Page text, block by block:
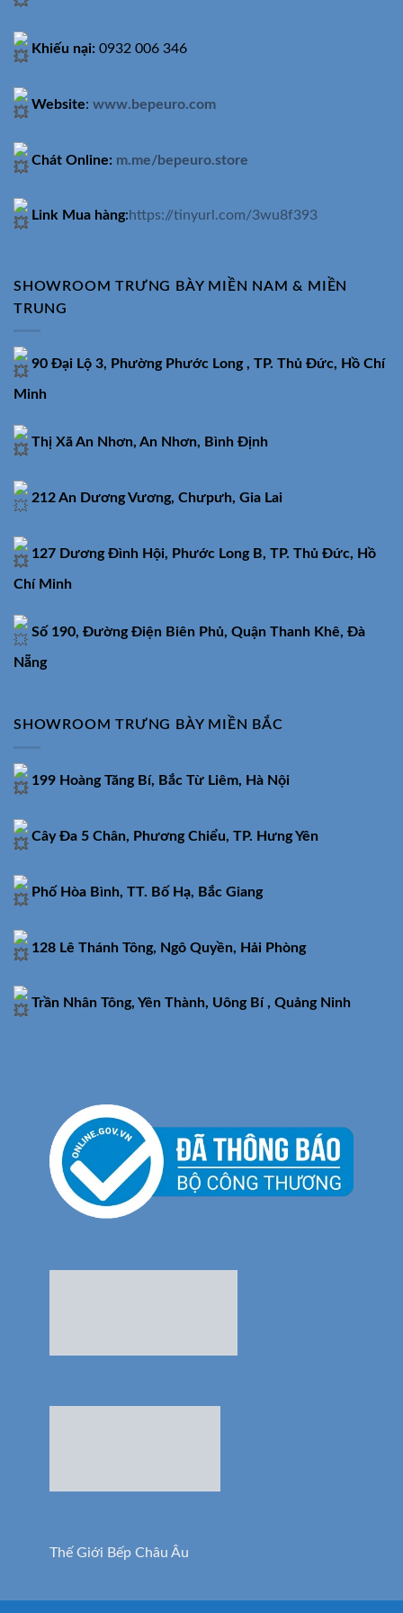
Khiếu nại: 0932 006 346
Website: www.bepeuro.com
Chát Online: m.me/bepeuro.store
Link Mua hàng:https://tinyurl.com/3wu8f393
SHOWROOM TRƯNG BÀY MIỀN NAM & MIỀN
TRUNG
90 Đại Lộ 3, Phường Phước Long , TP. Thủ Đức, Hồ Chí
Minh
Thị Xã An Nhơn, An Nhơn, Bình Định
212 An Dương Vương, Chưpưh, Gia Lai
127 Dương Đình Hội, Phước Long B, TP. Thủ Đức, Hồ
Chí Minh
Số 190, Đường Điện Biên Phủ, Quận Thanh Khê, Đà
Nẵng
SHOWROOM TRƯNG BÀY MIỀN BẮC
199 Hoàng Tăng Bí, Bắc Từ Liêm, Hà Nội
Cây Đa 5 Chân, Phương Chiểu, TP. Hưng Yên
Phố Hòa Bình, TT. Bố Hạ, Bắc Giang
128 Lê Thánh Tông, Ngô Quyền, Hải Phòng
Trần Nhân Tông, Yên Thành, Uông Bí , Quảng Ninh
Thế Giới Bếp Châu Âu